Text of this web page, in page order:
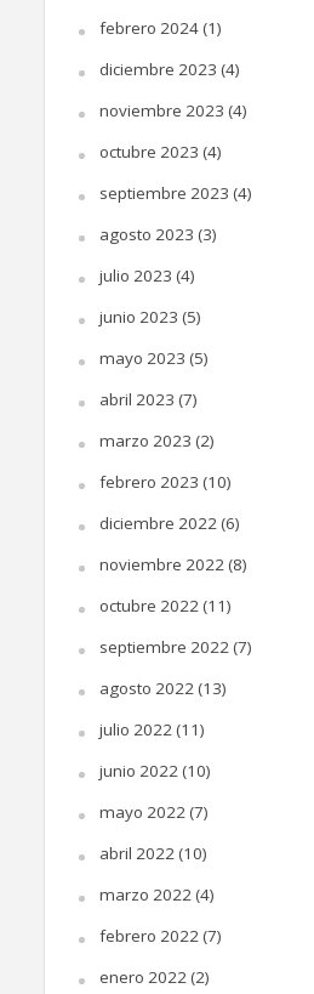
febrero 2024(1)
diciembre 2023 (4)
noviembre 2023 (4)
octubre 2023 (4)
septiembre 2023 (4)
agosto 2023 (3)
julio 2023 (4)
junio 2023 (5)
mayo 2023 (5)
abril 2023 (7)
marzo 2023 (2)
febrero 2023 (10)
diciembre 2022(6)
noviembre 2022(8)
octubre 2022(11)
septiembre 2022(7)
agosto 2022(13)
julio 2022(11)
junio 2022(10)
mayo 2022(7)
abril 2022(10)
marzo 2022(4)
febrero 2022(7)
enero 2022(2)